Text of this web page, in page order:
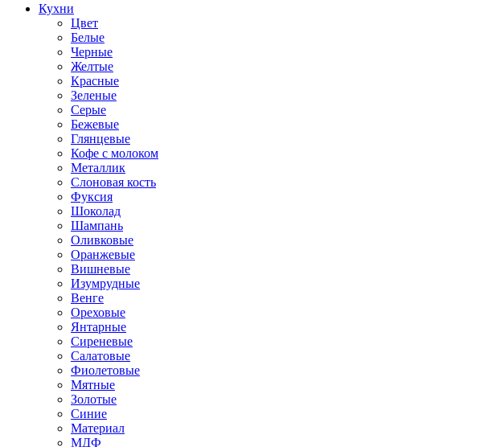
Кухни
Цвет
Белые
Черные
Желтые
Красные
Зеленые
Серые
Бежевые
Глянцевые
Кофе с молоком
Металлик
Слоновая кость
Фуксия
Шоколад
Шампань
Оливковые
Оранжевые
Вишневые
Изумрудные
Венге
Ореховые
Янтарные
Сиреневые
Салатовые
Фиолетовые
Мятные
Золотые
Синие
Материал
МДФ